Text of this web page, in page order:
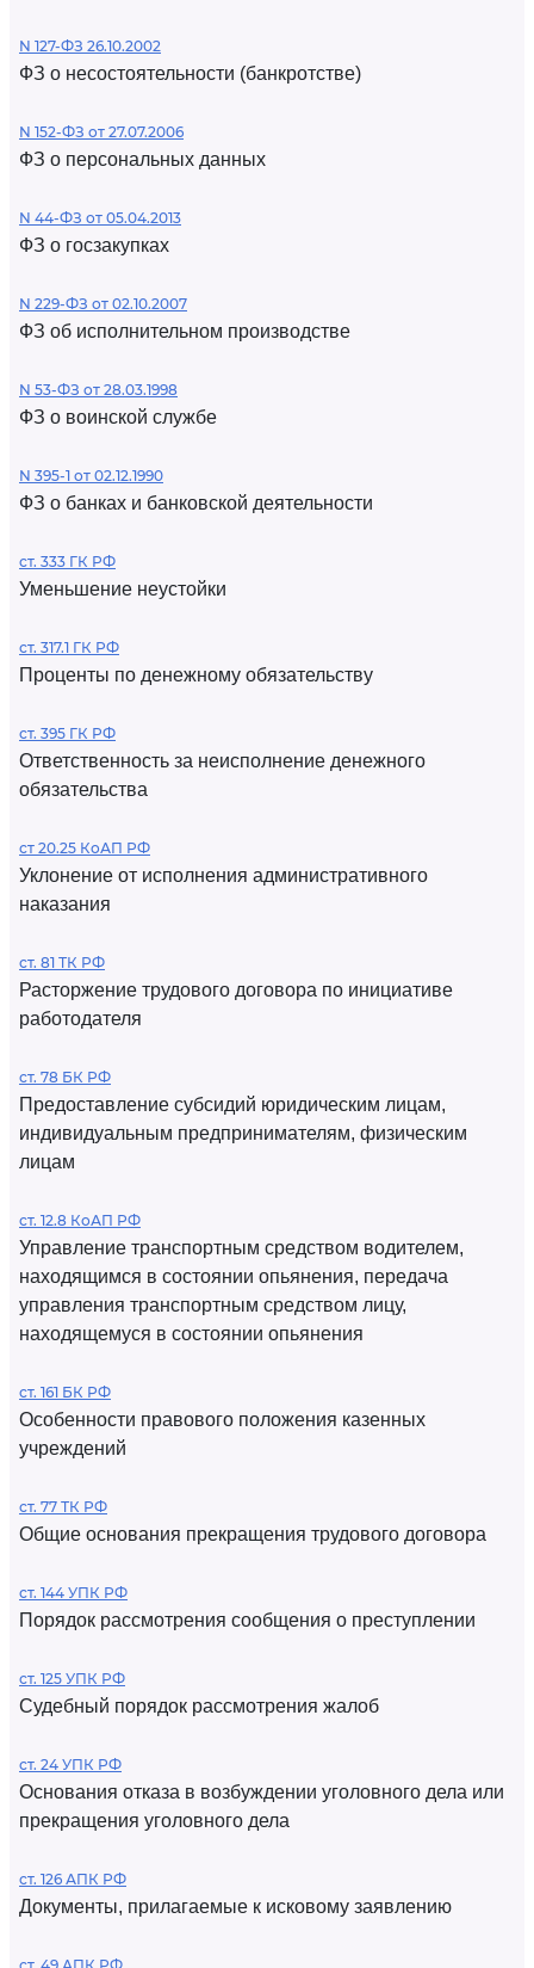
N 127-ФЗ 26.10.2002
ФЗ о несостоятельности (банкротстве)
N 152-ФЗ от 27.07.2006
ФЗ о персональных данных
N 44-ФЗ от 05.04.2013
ФЗ о госзакупках
N 229-ФЗ от 02.10.2007
ФЗ об исполнительном производстве
N 53-ФЗ от 28.03.1998
ФЗ о воинской службе
N 395-1 от 02.12.1990
ФЗ о банках и банковской деятельности
ст. 333 ГК РФ
Уменьшение неустойки
ст. 317.1 ГК РФ
Проценты по денежному обязательству
ст. 395 ГК РФ
Ответственность за неисполнение денежного
обязательства
ст 20.25 КоАП РФ
Уклонение от исполнения административного
наказания
ст. 81 ТК РФ
Расторжение трудового договора по инициативе
работодателя
ст. 78 БК РФ
Предоставление субсидий юридическим лицам,
индивидуальным предпринимателям, физическим
лицам
ст. 12.8 КоАП РФ
Управление транспортным средством водителем,
находящимся в состоянии опьянения, передача
управления транспортным средством лицу,
находящемуся в состоянии опьянения
ст. 161 БК РФ
Особенности правового положения казенных
учреждений
ст. 77 ТК РФ
Общие основания прекращения трудового договора
ст. 144 УПК РФ
Порядок рассмотрения сообщения о преступлении
ст. 125 УПК РФ
Судебный порядок рассмотрения жалоб
ст. 24 УПК РФ
Основания отказа в возбуждении уголовного дела или
прекращения уголовного дела
ст. 126 АПК РФ
Документы, прилагаемые к исковому заявлению